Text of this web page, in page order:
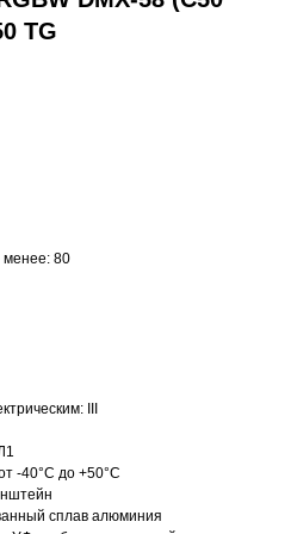
TG
менее: 80
III
-40°C до +50°C
сплав алюминия